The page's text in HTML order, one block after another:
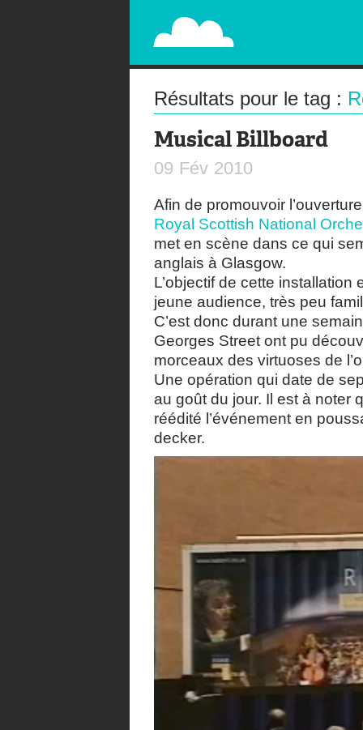
PAPERPLANE
STREET, AMBIENT, GUÉRILLA MARKETING
Résultats pour le tag :
Musical Billboard
09 Fév 2010
Afin de promouvoir
Royal Scottish National
met en scène dans ce qui
anglais à Glasgow.
L’objectif de cette
jeune audience, très peu
C’est donc durant une
Georges Street ont pu
morceaux des virtuoses de
Une opération qui date de
au goût du jour. Il est à noter
réédité l’événement en
decker.